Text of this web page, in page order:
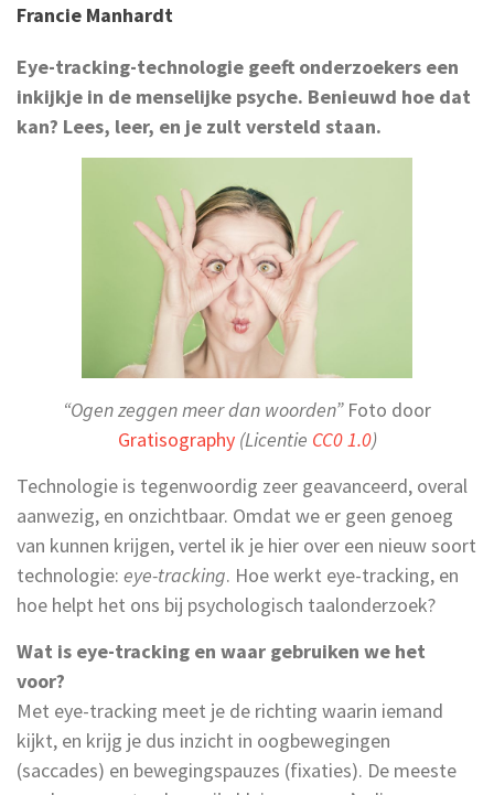
Francie Manhardt
Eye-tracking-technologie geeft onderzoekers een
inkijkje in de menselijke psyche. Benieuwd hoe dat
kan? Lees, leer, en je zult versteld staan.
“Ogen zeggen meer dan woorden” Foto door
Gratisography(Licentie CC0 1.0)
Technologie is tegenwoordig zeer geavanceerd, overal
aanwezig, en onzichtbaar. Omdat we er geen genoeg
van kunnen krijgen, vertel ik je hier over een nieuw soort
technologie: eye-tracking. Hoe werkt eye-tracking, en
hoe helpt het ons bij psychologisch taalonderzoek?
Wat is eye-tracking en waar gebruiken we het
voor?
Met eye-tracking meet je de richting waarin iemand
kijkt, en krijg je dus inzicht in oogbewegingen
(saccades) en bewegingspauzes (fixaties). De meeste